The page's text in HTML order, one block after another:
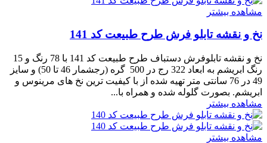
مشاهده بیشتر
نخ و نقشه تابلو فرش طرح طبیعت کد 141
نخ و نقشه تابلوفرش دستباف طرح طبیعت کد 141 با 78 رنگ و 15
رنگ ابریشم به ابعاد 322 رج در 500 گره (رجشمار 46 تا 50) و سایز
49 در 76 سانتی متر تهیه شده از با کیفیت ترین نخ های مرینوس و
ابریشم. بصورت گلوله شده و همراه با...
مشاهده بیشتر
مشاهده بیشتر